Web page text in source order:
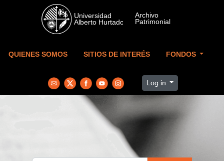
Skip to main content
QUIENES SOMOS SITIOS DE INTERÉS FONDOS
Log in